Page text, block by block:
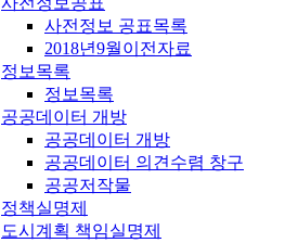
사전정보 공표목록
2018년9월이전자료
정보목록
정보목록
공공데이터 개방
공공데이터 개방
공공데이터 의견수렴 창구
공공저작물
정책실명제
도시계획 책임실명제